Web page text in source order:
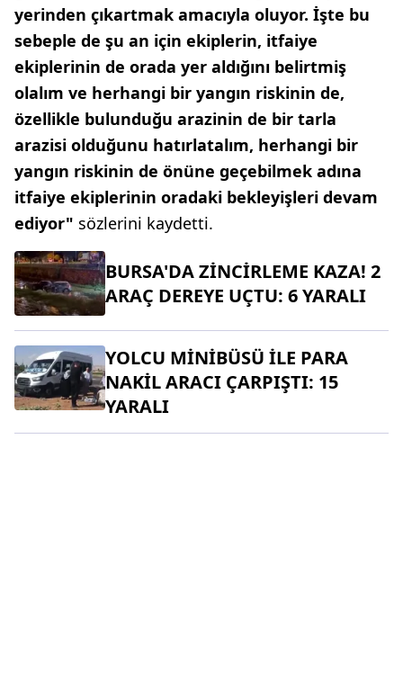
yerinden çıkartmak amacıyla oluyor. İşte bu
sebeple de şu an için ekiplerin, itfaiye
ekiplerinin de orada yer aldığını belirtmiş
olalım ve herhangi bir yangın riskinin de,
özellikle bulunduğu arazinin de bir tarla
arazisi olduğunu hatırlatalım, herhangi bir
yangın riskinin de önüne geçebilmek adına
itfaiye ekiplerinin oradaki bekleyişleri devam
ediyor" sözlerini kaydetti.
BURSA'DA ZİNCİRLEME KAZA! 2
ARAÇ DEREYE UÇTU: 6 YARALI
YOLCU MİNİBÜSÜ İLE PARA
NAKİL ARACI ÇARPIŞTI: 15
YARALI